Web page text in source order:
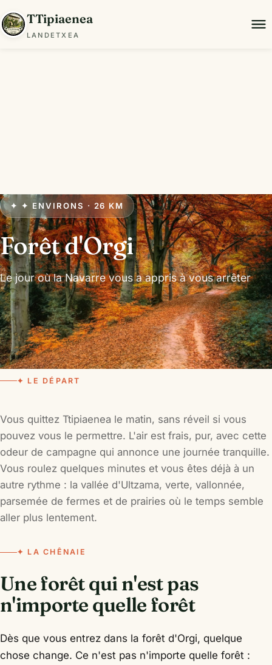
TTipiaenea
LANDETXEA
✦ ✦ ENVIRONS · 26 KM
Forêt d'Orgi
Le jour où la Navarre vous a appris à vous arrêter
✦ LE DÉPART
Vous quittez Ttipiaenea le matin, sans réveil si vous
pouvez vous le permettre. L'air est frais, pur, avec cette
odeur de campagne qui annonce une journée tranquille.
Vous roulez quelques minutes et vous êtes déjà à un
autre rythme : la vallée d'Ultzama, verte, vallonnée,
parsemée de fermes et de prairies où le temps semble
aller plus lentement.
✦ LA CHÊNAIE
Une forêt qui n'est pas
n'importe quelle forêt
Dès que vous entrez dans la forêt d'Orgi, quelque
chose change. Ce n'est pas n'importe quelle forêt :